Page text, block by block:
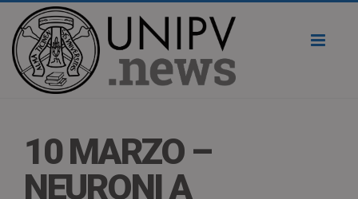
10 MARZO –
NEURONI A